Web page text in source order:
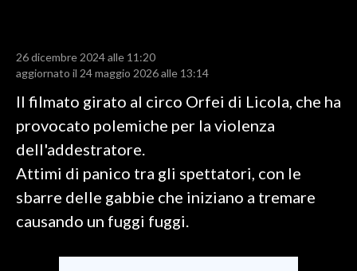
RISULTATI E CLASSIFICHE
CALCIO REGIONALE
BASKET
VOLLEY
MOTORI
TENNIS
ALTRI SPORT
26 dicembre 2024 alle 11:20
aggiornato il 24 maggio 2026 alle 13:14
Il filmato girato al circo Orfei di Licola, che ha
provocato polemiche per la violenza
dell'addestratore.
Attimi di panico tra gli spettatori, con le
sbarre delle gabbie che iniziano a tremare
causando un fuggi fuggi.